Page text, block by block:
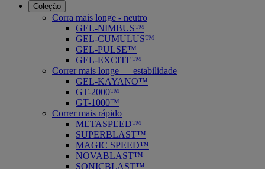
Coleção
Corra mais longe - neutro
GEL-NIMBUS™
GEL-CUMULUS™
GEL-PULSE™
GEL-EXCITE™
Correr mais longe — estabilidade
GEL-KAYANO™
GT-2000™
GT-1000™
Correr mais rápido
METASPEED™
SUPERBLAST™
MAGIC SPEED™
NOVABLAST™
SONICBLAST™